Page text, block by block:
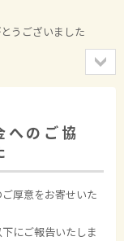
うございました
へのご協
厚意をお寄せいた
にご報告いたしま